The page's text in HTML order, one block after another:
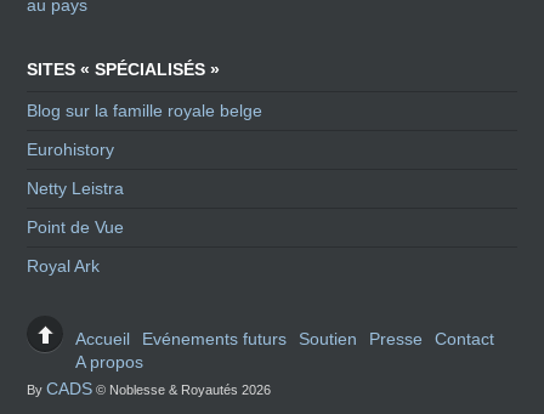
au pays
SITES « SPÉCIALISÉS »
Blog sur la famille royale belge
Eurohistory
Netty Leistra
Point de Vue
Royal Ark
Accueil Evénements futurs Soutien Presse
Contact
A propos
ByCADS © Noblesse & Royautés 2026